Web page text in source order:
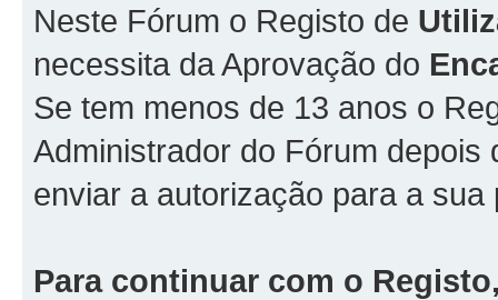
Neste Fórum o Registo de
necessita da Aprovação do
Se tem menos de 13 anos o
Administrador do Fórum
enviar a autorização para a sua
Para continuar com o